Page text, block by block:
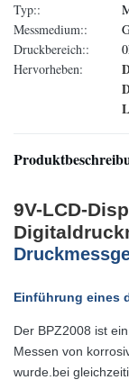
Typ::
Messmedium::
Druckbereich::
Hervorheben:
9V-LCD-
Einführung eines
Der BPZ2008 ist
Messen von
wurde.bei